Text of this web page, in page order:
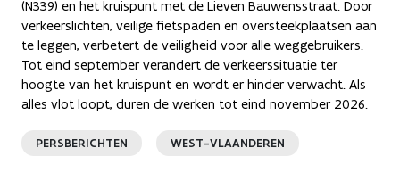
(N339) en het kruispunt met de Lieven Bauwensstraat. Door
verkeerslichten, veilige fietspaden en oversteekplaatsen aan
te leggen, verbetert de veiligheid voor alle weggebruikers.
Tot eind september verandert de verkeerssituatie ter
hoogte van het kruispunt en wordt er hinder verwacht. Als
alles vlot loopt, duren de werken tot eind november 2026.
PERSBERICHTEN WEST-VLAANDEREN